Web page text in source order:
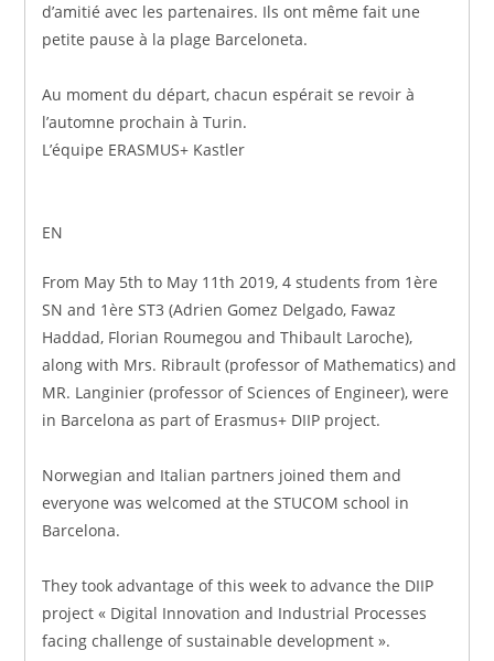
d’amitié avec les partenaires. Ils ont même fait une
petite pause à la plage Barceloneta.
Au moment du départ, chacun espérait se revoir à
l’automne prochain à Turin.
L’équipe ERASMUS+ Kastler
EN
From May 5th to May 11th 2019, 4 students from 1ère
SN and 1ère ST3 (Adrien Gomez Delgado, Fawaz
Haddad, Florian Roumegou and Thibault Laroche),
along with Mrs. Ribrault (professor of Mathematics) and
MR. Langinier (professor of Sciences of Engineer), were
in Barcelona as part of Erasmus+ DIIP project.
Norwegian and Italian partners joined them and
everyone was welcomed at the STUCOM school in
Barcelona.
They took advantage of this week to advance the DIIP
project « Digital Innovation and Industrial Processes
facing challenge of sustainable development ».